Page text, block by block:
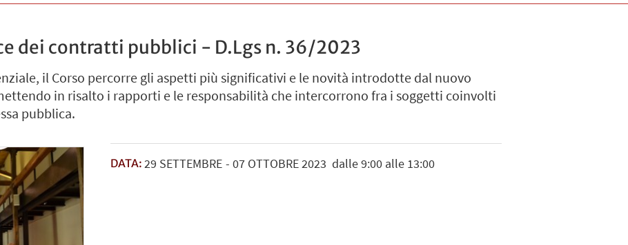
dei contratti pubblici - D.Lgs n. 36/2023
il Corso percorre gli aspetti più significativi e le novità introdotte dal nuovo
in risalto i rapporti e le responsabilità che intercorrono fra i soggetti coinvolti
pubblica.
DATA: 29 SETTEMBRE - 07OTTOBRE2023 dalle 9:00 alle 13:00